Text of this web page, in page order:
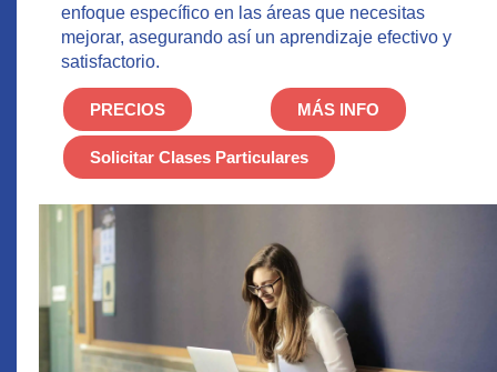
enfoque específico en las áreas que necesitas
mejorar, asegurando así un aprendizaje efectivo y
satisfactorio.
PRECIOS MÁS INFO
Solicitar Clases Particulares